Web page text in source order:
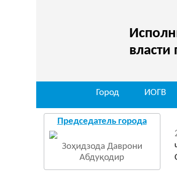
Город ИОГВ
Председатель города
Зоҳидзода Даврони
Абдуқодир